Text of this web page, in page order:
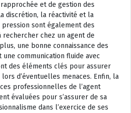
et de gestion des
discrétion, la réactivité et la
sont également des
chez un agent de
une bonne connaissance des
communication fluide avec
des éléments clés pour assurer
d’éventuelles menaces. Enfin, la
professionnelles de l’agent
évaluées pour s’assurer de sa
dans l’exercice de ses